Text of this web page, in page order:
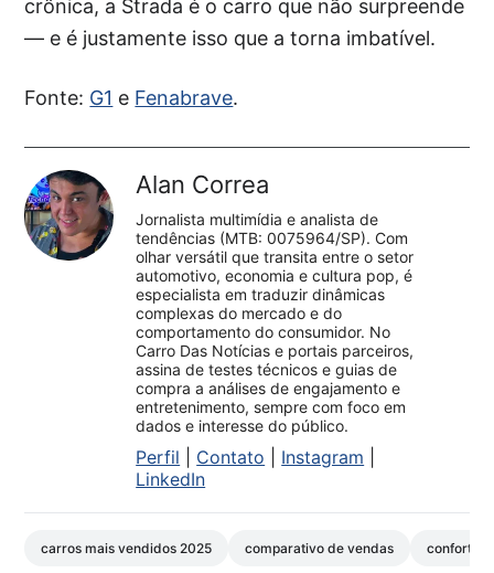
crônica, a Strada é o carro que não surpreende
— e é justamente isso que a torna imbatível.
Fonte: G1 e Fenabrave.
Alan Correa
Jornalista multimídia e analista de
tendências (MTB: 0075964/SP). Com
olhar versátil que transita entre o setor
automotivo, economia e cultura pop, é
especialista em traduzir dinâmicas
complexas do mercado e do
comportamento do consumidor. No
Carro Das Notícias e portais parceiros,
assina de testes técnicos e guias de
compra a análises de engajamento e
entretenimento, sempre com foco em
dados e interesse do público.
Perfil Contato Instagram
LinkedIn
carros mais vendidos 2025 comparativo de vendas conforto